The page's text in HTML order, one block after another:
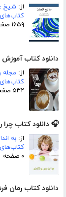
از: شیخ
۱۶۵۹ صفحه
دانلود کتاب
از: مجله
۵۳۲ صفحه
🎧 دانلود کتاب
از: به
۰ صفحه
دانلود کتاب رمان